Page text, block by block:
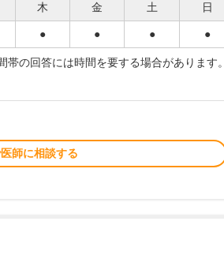
木 金 土 日
● ● ● ●
の回答には時間を要する場合があります。
師に相談する